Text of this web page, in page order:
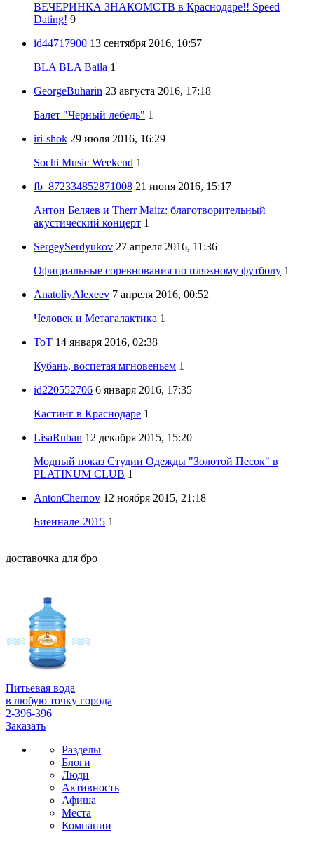
ВЕЧЕРИНКА ЗНАКОМСТВ в Краснодаре!! Speed
Dating! 9
id44717900 13 сентября 2016, 10:57
BLA BLA Baila 1
GeorgeBuharin 23 августа 2016, 17:18
Балет "Черный лебедь" 1
iri-shok 29 июля 2016, 16:29
Sochi Music Weekend 1
fb_872334852871008 21 июня 2016, 15:17
Антон Беляев и Therr Maitz: благотворительный
акустический концерт 1
SergeySerdyukov 27 апреля 2016, 11:36
Официальные соревнования по пляжному футболу 1
AnatoliyAlexeev 7 апреля 2016, 00:52
Человек и Метагалактика 1
ToT 14 января 2016, 02:38
Кубань, воспетая мгновеньем 1
id220552706 6 января 2016, 17:35
Кастинг в Краснодаре 1
LisaRuban 12 декабря 2015, 15:20
Модный показ Студии Одежды "Золотой Песок" в
PLATINUM CLUB 1
AntonChernov 12 ноября 2015, 21:18
Биеннале-2015 1
доставочка для бро
Питьевая вода
в любую точку города
2-396-396
Заказать
Разделы
Блоги
Люди
Активность
Афиша
Места
Компании